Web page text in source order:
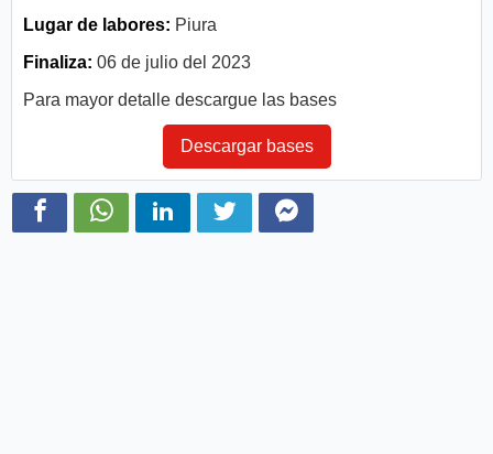
Lugar de labores: Piura
Finaliza: 06 de julio del 2023
Para mayor detalle descargue las bases
Descargar bases